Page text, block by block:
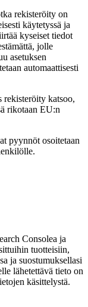
rekisteröity on
käytetyssä ja
kyseiset tiedot
jolle
asetuksen
automaattisesti
rekisteröity katsoo,
rikotaan EU:n
pyynnöt osoitetaan
Consolea ja
tuotteisiin,
ja suostumuksellasi
lähetettävä tieto on
käsittelystä.